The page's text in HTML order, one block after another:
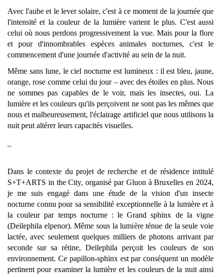
Avec l'aube et le lever solaire, c'est à ce moment de la journée que
l'intensité et la couleur de la lumière varient le plus. C'est aussi
celui où nous perdons progressivement la vue. Mais pour la flore
et pour d'innombrables espèces animales nocturnes, c'est le
commencement d'une journée d'activité au sein de la nuit.
Même sans lune, le ciel nocturne est lumineux : il est bleu, jaune,
orange, rose comme celui du jour – avec des étoiles en plus. Nous
ne sommes pas capables de le voir, mais les insectes, oui. La
lumière et les couleurs qu'ils perçoivent ne sont pas les mêmes que
nous et malheureusement, l'éclairage artificiel que nous utilisons la
nuit peut altérer leurs capacités visuelles.
Dans le contexte du projet de recherche et de résidence intitulé
S+T+ARTS in the City, organisé par Gluon à Bruxelles en 2024,
je me suis engagé dans une étude de la vision d'un insecte
nocturne connu pour sa sensibilité exceptionnelle à la lumière et à
la couleur par temps nocturne : le Grand sphinx de la vigne
(Deilephila elpenor). Même sous la lumière ténue de la seule voie
lactée, avec seulement quelques milliers de photons arrivant par
seconde sur sa rétine, Deilephila perçoit les couleurs de son
environnement. Ce papillon-sphinx est par conséquent un modèle
pertinent pour examiner la lumière et les couleurs de la nuit ainsi